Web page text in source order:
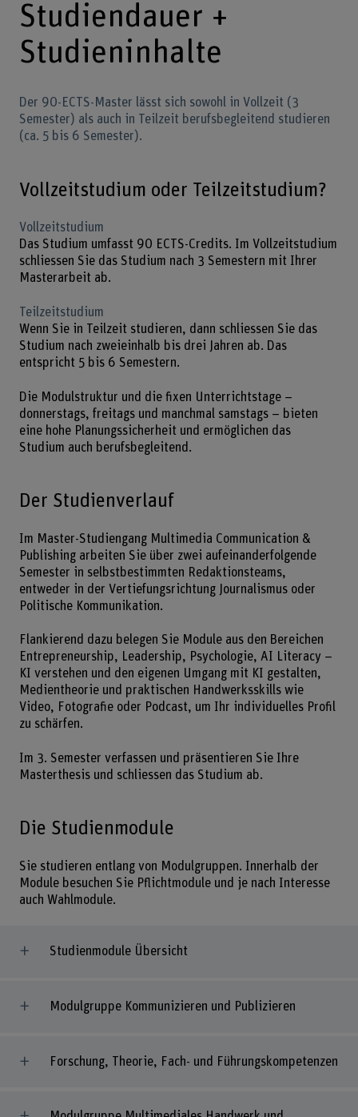
Studiendauer +
Studieninhalte
Der 90-ECTS-Master lässt sich sowohl in Vollzeit (3
Semester) als auch in Teilzeit berufsbegleitend studieren
(ca. 5 bis 6 Semester).
Vollzeitstudium oder Teilzeitstudium?
Vollzeitstudium
Das Studium umfasst 90 ECTS-Credits. Im Vollzeitstudium
schliessen Sie das Studium nach 3 Semestern mit Ihrer
Masterarbeit ab.
Teilzeitstudium
Wenn Sie in Teilzeit studieren, dann schliessen Sie das
Studium nach zweieinhalb bis drei Jahren ab. Das
entspricht 5 bis 6 Semestern.
Die Modulstruktur und die fixen Unterrichtstage –
donnerstags, freitags und manchmal samstags – bieten
eine hohe Planungssicherheit und ermöglichen das
Studium auch berufsbegleitend.
Der Studienverlauf
Im Master-Studiengang Multimedia Communication &
Publishing arbeiten Sie über zwei aufeinanderfolgende
Semester in selbstbestimmten Redaktionsteams,
entweder in der Vertiefungsrichtung Journalismus oder
Politische Kommunikation.
Flankierend dazu belegen Sie Module aus den Bereichen
Entrepreneurship, Leadership, Psychologie, AI Literacy –
KI verstehen und den eigenen Umgang mit KI gestalten,
Medientheorie und praktischen Handwerksskills wie
Video, Fotografie oder Podcast, um Ihr individuelles Profil
zu schärfen.
Im 3. Semester verfassen und präsentieren Sie Ihre
Masterthesis und schliessen das Studium ab.
Die Studienmodule
Sie studieren entlang von Modulgruppen. Innerhalb der
Module besuchen Sie Pflichtmodule und je nach Interesse
auch Wahlmodule.
Studienmodule Übersicht
Modulgruppe Kommunizieren und Publizieren
Forschung, Theorie, Fach- und Führungskompetenzen